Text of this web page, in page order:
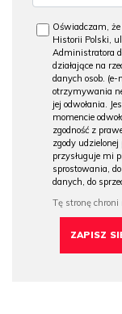
Oświadczam,
Historii Polski,
Administratora
działające na
danych osob.
otrzymywania
jej odwołania.
momencie
zgodność z
zgody
przysługuje mi
sprostowania,
danych, do